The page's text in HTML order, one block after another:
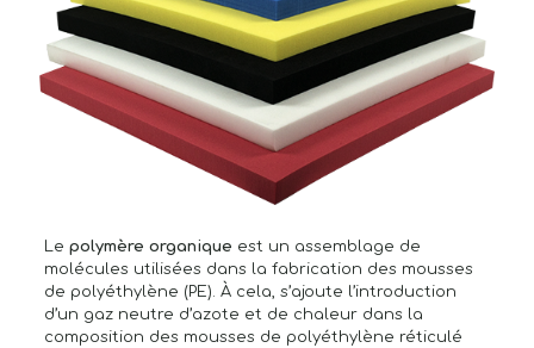
Le polymère organique est un assemblage de
molécules utilisées dans la fabrication des mousses
de polyéthylène (PE). À cela, s’ajoute l’introduction
d’un gaz neutre d’azote et de chaleur dans la
composition des mousses de polyéthylène réticulé